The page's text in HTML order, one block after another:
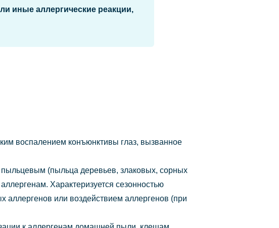
иные аллергические реакции,
воспалением конъюнктивы глаз, вызванное
пыльцевым (пыльца деревьев, злаковых, сорных
Характеризуется сезонностью
или воздействием аллергенов (при